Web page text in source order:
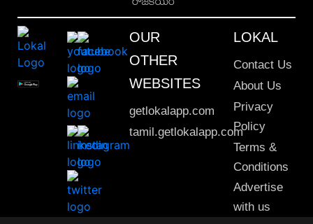
OUR
OTHER
WEBSITES
getlokalapp.com
tamil.getlokalapp.com
LOKAL
Contact Us
About Us
Privacy
Policy
Terms &
Conditions
Advertise
with us